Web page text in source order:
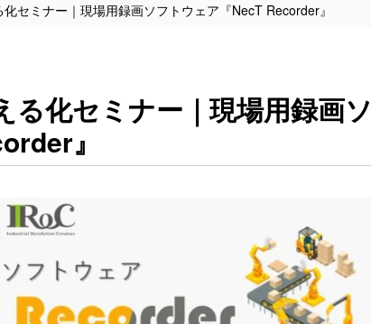
セミナー｜現場用録画ソフトウェア『NecT Recorder』
る化セミナー｜現場用録画
』